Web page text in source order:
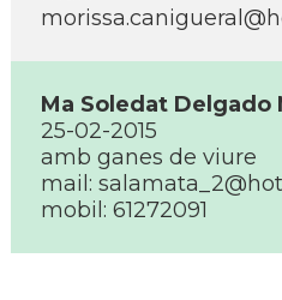
Ma Soledat Delgado
25-02-2015
amb ganes de viure
mail:
mobil: 61272091